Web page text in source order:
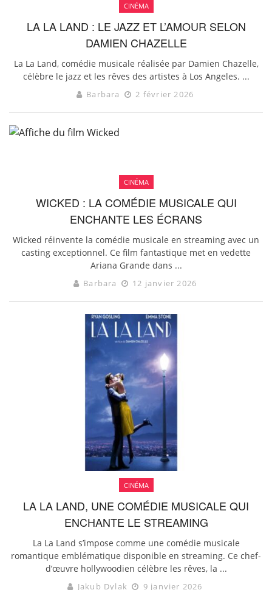
CINÉMA
LA LA LAND : LE JAZZ ET L’AMOUR SELON
DAMIEN CHAZELLE
La La Land, comédie musicale réalisée par Damien Chazelle,
célèbre le jazz et les rêves des artistes à Los Angeles. ...
Barbara 2 février 2026
CINÉMA
WICKED : LA COMÉDIE MUSICALE QUI
ENCHANTE LES ÉCRANS
Wicked réinvente la comédie musicale en streaming avec un
casting exceptionnel. Ce film fantastique met en vedette
Ariana Grande dans ...
Barbara 12 janvier 2026
CINÉMA
LA LA LAND, UNE COMÉDIE MUSICALE QUI
ENCHANTE LE STREAMING
La La Land s’impose comme une comédie musicale
romantique emblématique disponible en streaming. Ce chef-
d’œuvre hollywoodien célèbre les rêves, la ...
Jakub Dylak 9 janvier 2026